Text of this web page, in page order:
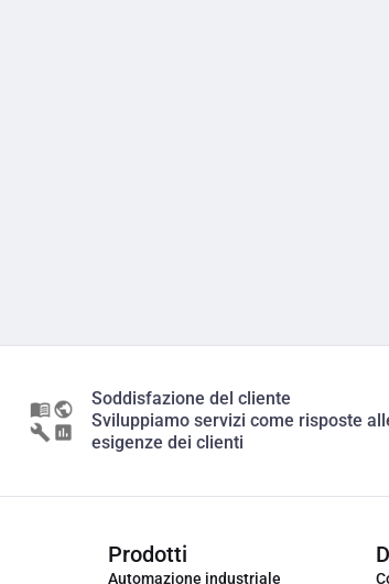
Soddisfazione del cliente
Sviluppiamo servizi come risposte
esigenze dei clienti
Prodotti
Automazione industriale